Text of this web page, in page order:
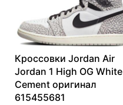
Кроссовки Jordan Air
Jordan 1 High OG White
Cement оригинал
615455681